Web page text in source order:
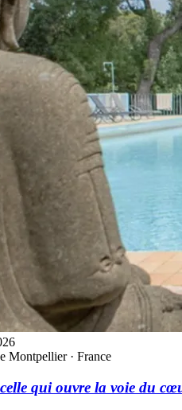
Montpellier · France
qui ouvre la voie du